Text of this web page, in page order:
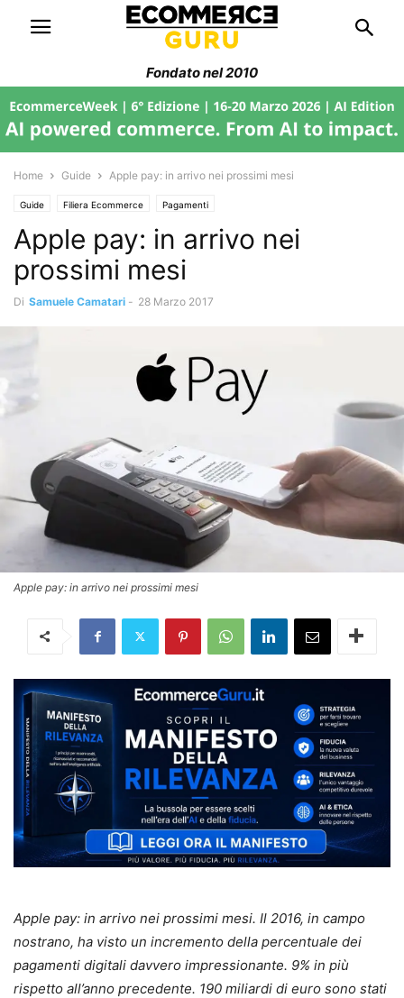
Fondato nel 2010
Home Guide Apple pay: in arrivo nei prossimi mesi
Guide Filiera Ecommerce Pagamenti
Apple pay: in arrivo nei
prossimi mesi
Di Samuele Camatari - 28 Marzo 2017
Apple pay: in arrivo nei prossimi mesi
Apple pay: in arrivo nei prossimi mesi. Il 2016, in campo
nostrano, ha visto un incremento della percentuale dei
pagamenti digitali davvero impressionante. 9% in più
rispetto all’anno precedente. 190 miliardi di euro sono stati